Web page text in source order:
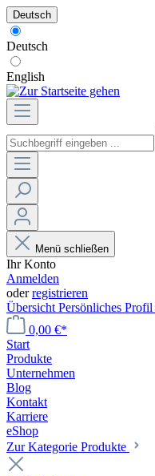
Deutsch
Deutsch
English
Menü schließen
Ihr Konto
Anmelden
oderregistrieren
Übersicht Persönliches Profil
0,00 €*
Start
Produkte
Unternehmen
Blog
Kontakt
Karriere
eShop
Zur Kategorie Produkte